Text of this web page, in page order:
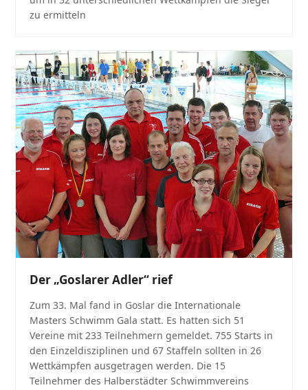
zu ermitteln
Der „Goslarer Adler“ rief
Zum 33. Mal fand in Goslar die Internationale
Masters Schwimm Gala statt. Es hatten sich 51
Vereine mit 233 Teilnehmern gemeldet. 755 Starts in
den Einzeldisziplinen und 67 Staffeln sollten in 26
Wettkämpfen ausgetragen werden. Die 15
Teilnehmer des Halberstädter Schwimmvereins